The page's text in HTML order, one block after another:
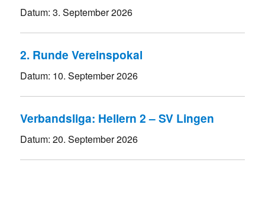
Datum:3. September 2026
2. Runde Vereinspokal
Datum: 10. September 2026
Verbandsliga: Hellern 2 – SV Lingen
Datum:20. September 2026